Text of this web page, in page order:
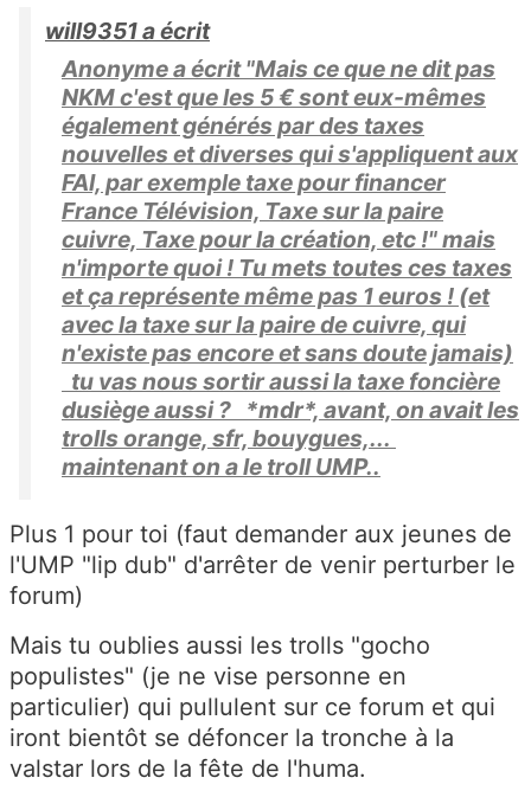
will9351 a écrit
Anonyme a écrit "Mais ce que ne dit pas
NKM c'est que les 5 € sont eux-mêmes
également générés par des taxes
nouvelles et diverses qui s'appliquent aux
FAI, par exemple taxe pour financer
France Télévision, Taxe sur la paire
cuivre, Taxe pour la création, etc !" mais
n'importe quoi ! Tu mets toutes ces taxes
et ça représente même pas 1 euros ! (et
avec la taxe sur la paire de cuivre, qui
n'existe pas encore et sans doute jamais)
tu vas nous sortir aussi la taxe foncière
dusiège aussi ? *mdr*, avant, on avait les
trolls orange, sfr, bouygues,...
maintenant on a le troll UMP..
Plus 1 pour toi (faut demander aux jeunes de
l'UMP "lip dub" d'arrêter de venir perturber le
forum)
Mais tu oublies aussi les trolls "gocho
populistes" (je ne vise personne en
particulier) qui pullulent sur ce forum et qui
iront bientôt se défoncer la tronche à la
valstar lors de la fête de l'huma.